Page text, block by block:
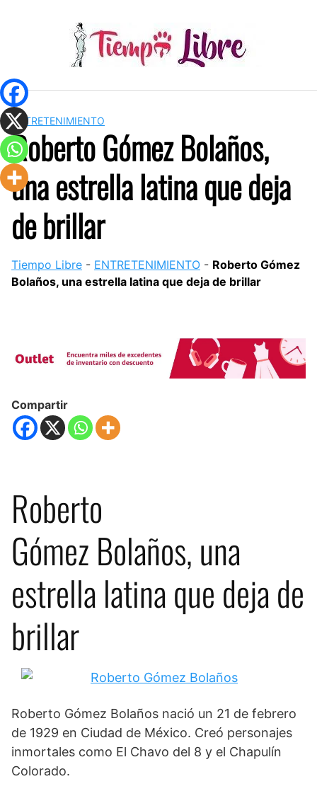
ENTRETENIMIENTO
Roberto Gómez Bolaños,
una estrella latina que deja
de brillar
Tiempo Libre - ENTRETENIMIENTO - Roberto Gómez
Bolaños, una estrella latina que deja de brillar
Compartir
Roberto
Gómez Bolaños, una
estrella latina que deja de
brillar
Roberto Gómez Bolaños nació un 21 de febrero
de 1929 en Ciudad de México. Creó personajes
inmortales como El Chavo del 8 y el Chapulín
Colorado.